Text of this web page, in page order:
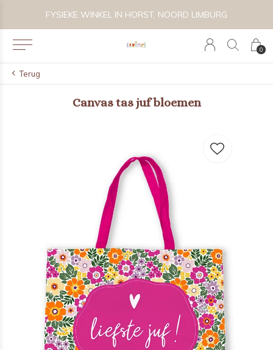
0
FYSIEKE WINKEL IN HORST, NOORD LIMBURG
Terug
Canvas tas juf bloemen